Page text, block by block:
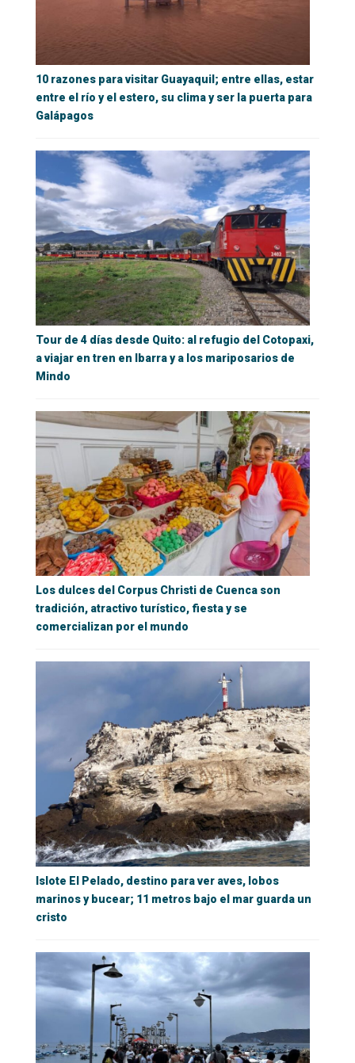
10 razones para visitar Guayaquil; entre ellas, estar
entre el río y el estero, su clima y ser la puerta para
Galápagos
Tour de 4 días desde Quito: al refugio del Cotopaxi,
a viajar en tren en Ibarra y a los mariposarios de
Mindo
Los dulces del Corpus Christi de Cuenca son
tradición, atractivo turístico, fiesta y se
comercializan por el mundo
Islote El Pelado, destino para ver aves, lobos
marinos y bucear; 11 metros bajo el mar guarda un
cristo